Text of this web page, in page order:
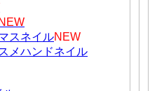
NEW
スネイルNEW
メハンドネイル